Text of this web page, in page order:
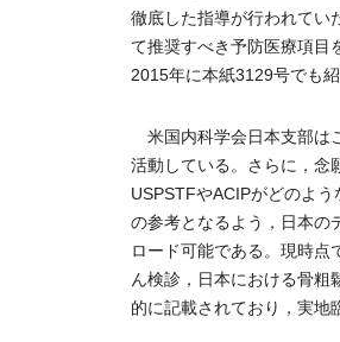
徹底した指導が行われてい
て推奨すべき予防医療項目
2015年に本紙3129号でも
米国内科学会日本支部は
活動している。さらに，念
USPSTFやACIPがどのよ
の参考となるよう，日本の
ロード可能である。現時
ん検診，日本における骨
的に記載されており，実地